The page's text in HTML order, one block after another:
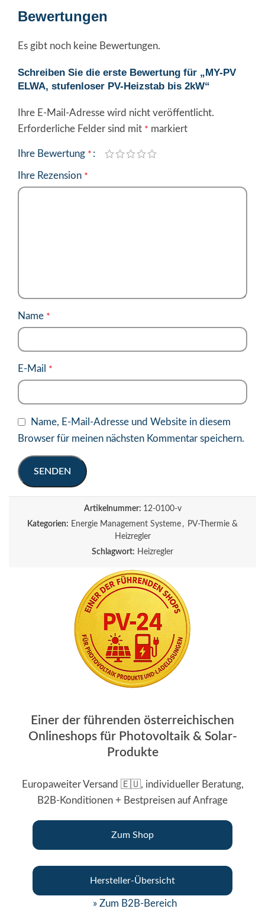
Bewertungen
Es gibt noch keine Bewertungen.
Schreiben Sie die erste Bewertung für „MY-PV
ELWA, stufenloser PV-Heizstab bis 2kW“
Ihre E-Mail-Adresse wird nicht veröffentlicht.
Erforderliche Felder sind mit * markiert
Ihre Bewertung *
Ihre Rezension *
Name *
E-Mail *
Name, E-Mail-Adresse und Website in diesem
Browser für meinen nächsten Kommentar speichern.
Alternative:
Artikelnummer: 12-0100-v
Kategorien: Energie Management Systeme , PV-Thermie &
Heizregler
Schlagwort: Heizregler
Einer der führenden österreichischen
Onlineshops für Photovoltaik & Solar-
Produkte
Europaweiter Versand 🇪🇺, individueller Beratung,
B2B-Konditionen + Bestpreisen auf Anfrage
Zum Shop
Hersteller-Übersicht
» Zum B2B-Bereich